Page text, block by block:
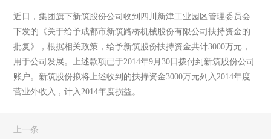
近日，集团旗下新筑股份公司收到四川新津工业园区管理委员会
下发的《关于给予成都市新筑路桥机械股份有限公司扶持资金的
批复》，根据相关政策，给予新筑股份扶持资金共计3000万元，
用于公司发展。上述款项已于2014年9月30日拨付到新筑股份公司
账户。新筑股份拟将上述收到的扶持资金3000万元列入2014年度
营业外收入，计入2014年度损益。
上一条